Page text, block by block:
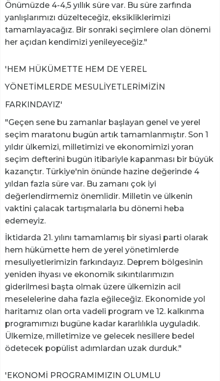
Önümüzde 4-4,5 yıllık süre var. Bu süre zarfında
yanlışlarımızı düzelteceğiz, eksikliklerimizi
tamamlayacağız. Bir sonraki seçimlere olan dönemi
her açıdan kendimizi yenileyeceğiz."
'HEM HÜKÜMETTE HEM DE YEREL
YÖNETİMLERDE MESULİYETLERİMİZİN
FARKINDAYIZ'
"Geçen sene bu zamanlar başlayan genel ve yerel
seçim maratonu bugün artık tamamlanmıştır. Son 1
yıldır ülkemizi, milletimizi ve ekonomimizi yoran
seçim defterini bugün itibariyle kapanması bir büyük
kazançtır. Türkiye'nin önünde hazine değerinde 4
yıldan fazla süre var. Bu zamanı çok iyi
değerlendirmemiz önemlidir. Milletin ve ülkenin
vaktini çalacak tartışmalarla bu dönemi heba
edemeyiz.
İktidarda 21. yılını tamamlamış bir siyasi parti olarak
hem hükümette hem de yerel yönetimlerde
mesuliyetlerimizin farkındayız. Deprem bölgesinin
yeniden ihyası ve ekonomik sıkıntılarımızın
giderilmesi başta olmak üzere ülkemizin acil
meselelerine daha fazla eğileceğiz. Ekonomide yol
haritamız olan orta vadeli program ve 12. kalkınma
programımızı bugüne kadar kararlılıkla uyguladık.
Ülkemize, milletimize ve gelecek nesillere bedel
ödetecek popülist adımlardan uzak durduk."
'EKONOMİ PROGRAMIMIZIN OLUMLU